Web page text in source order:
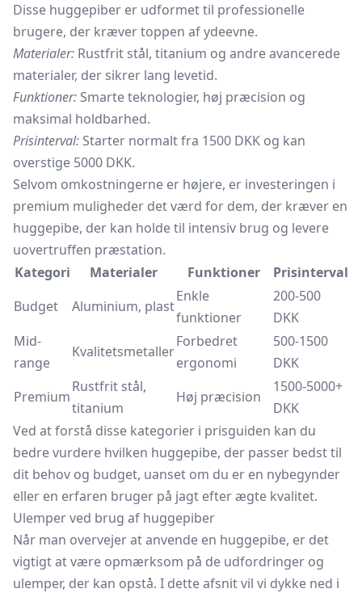
Disse huggepiber er udformet til professionelle
brugere, der kræver toppen af ydeevne.
Materialer: Rustfrit stål, titanium og andre avancerede
materialer, der sikrer lang levetid.
Funktioner: Smarte teknologier, høj præcision og
maksimal holdbarhed.
Prisinterval: Starter normalt fra 1500 DKK og kan
overstige 5000 DKK.
Selvom omkostningerne er højere, er investeringen i
premium muligheder det værd for dem, der kræver en
huggepibe, der kan holde til intensiv brug og levere
uovertruffen præstation.
Kategori
Materialer Funktioner
Prisinterval
Budget
Aluminium, plast
Enkle
funktioner
200-500
DKK
Mid-
range
Kvalitetsmetaller
Forbedret
ergonomi
500-1500
DKK
Premium
Rustfrit stål,
titanium
Høj præcision
1500-5000+
DKK
Ved at forstå disse kategorier i prisguiden kan du
bedre vurdere hvilken huggepibe, der passer bedst til
dit behov og budget, uanset om du er en nybegynder
eller en erfaren bruger på jagt efter ægte kvalitet.
Ulemper ved brug af huggepiber
Når man overvejer at anvende en huggepibe, er det
vigtigt at være opmærksom på de udfordringer og
ulemper, der kan opstå. I dette afsnit vil vi dykke ned i